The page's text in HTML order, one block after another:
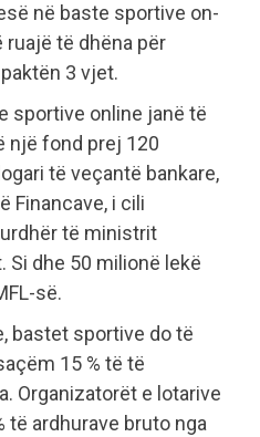
në baste sportive on-
ruajë të dhëna për
3 vjet.
sportive online janë të
një fond prej 120
të veçantë bankare,
Financave, i cili
të ministrit
Si dhe 50 milionë lekë
së.
bastet sportive do të
15 % të të
Organizatorët e lotarive
të ardhurave bruto nga